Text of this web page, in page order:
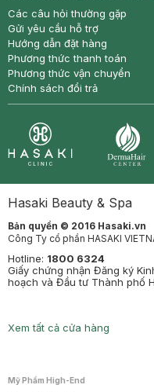
Các câu hỏi thường gặp
Gửi yêu cầu hỗ trợ
Hướng dẫn đặt hàng
Phương thức thanh toán
Phương thức vận chuyển
Chính sách đổi trả
Hasaki Beauty & Spa
Bản quyền © 2016 Hasaki.vn
Công Ty cổ phần HASAKI
Hotline: 1800 6324
Giấy chứng nhận Đăng ký
hoạch và Đầu tư Thành phố
Xem tất cả cửa hàng
Mỹ Phẩm High-End